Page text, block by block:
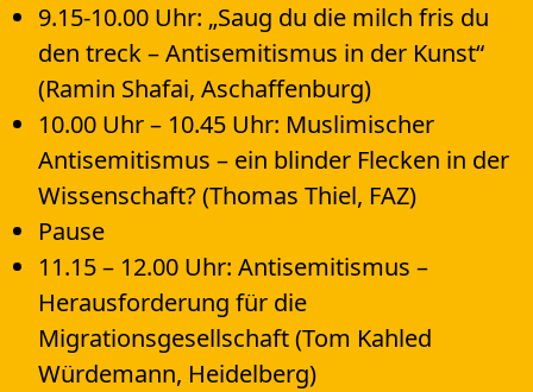
9.15-10.00 Uhr: „Saug du die milch fris du
den treck – Antisemitismus in der Kunst“
(Ramin Shafai, Aschaffenburg)
10.00 Uhr – 10.45 Uhr: Muslimischer
Antisemitismus – ein blinder Flecken in der
Wissenschaft? (Thomas Thiel, FAZ)
Pause
11.15 – 12.00 Uhr: Antisemitismus –
Herausforderung für die
Migrationsgesellschaft (Tom Kahled
Würdemann, Heidelberg)